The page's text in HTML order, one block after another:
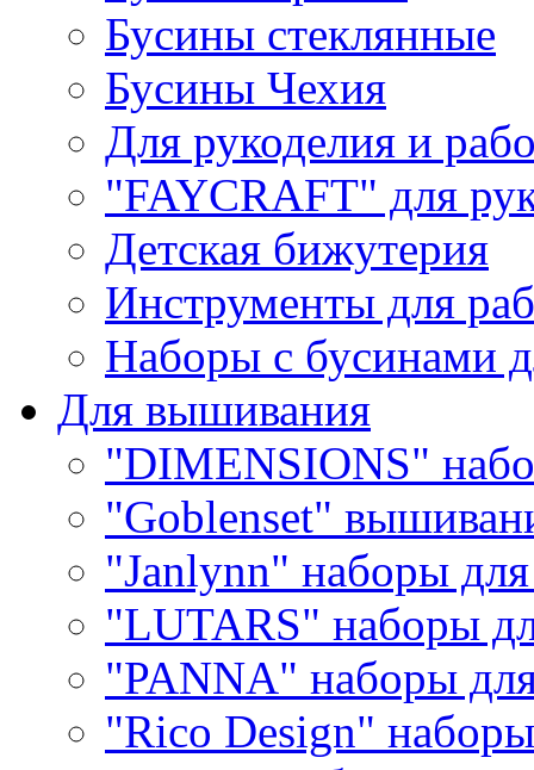
Бусины стеклянные
Бусины Чехия
Для рукоделия и
"FAYCRAFT" для
Детская бижутерия
Инструменты для
Наборы с бусинами
Для вышивания
"DIMENSIONS"
"Goblenset"
"Janlynn" наборы
"LUTARS" наборы
"PANNA" наборы
"Rico Design"